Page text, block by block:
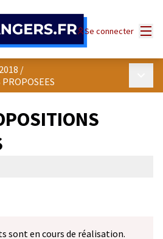
Se connecter
/
sont en cours de réalisation.